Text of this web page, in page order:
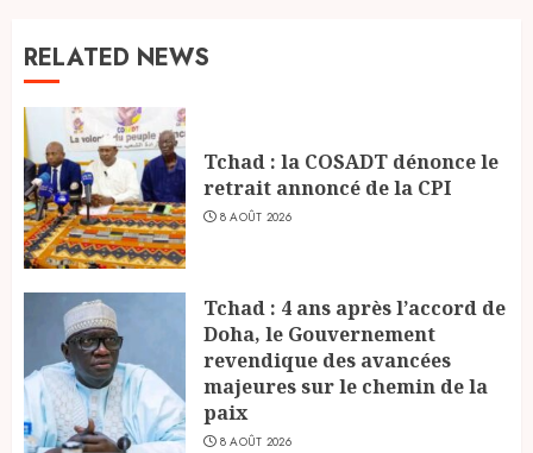
RELATED NEWS
Tchad : la COSADT dénonce le
retrait annoncé de la CPI
8 AOÛT 2026
Tchad : 4 ans après l’accord de
Doha, le Gouvernement
revendique des avancées
majeures sur le chemin de la
paix
8 AOÛT 2026